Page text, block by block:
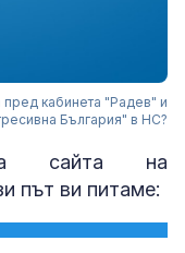
кабинета "Радев" и
България" в НС?
сайта на
път ви питаме: